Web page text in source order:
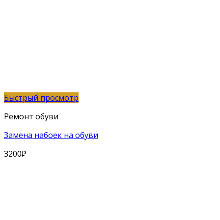
Быстрый просмотр
Ремонт обуви
Замена набоек на обуви
3200₽